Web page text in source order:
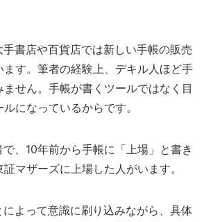
書店や百貨店では新しい手帳の販売
ます。筆者の経験上、デキル人ほど手
せん。手帳が書くツールではなく目
になっているからです。
、10年前から手帳に「上場」と書き
マザーズに上場した人がいます。
よって意識に刷り込みながら、具体